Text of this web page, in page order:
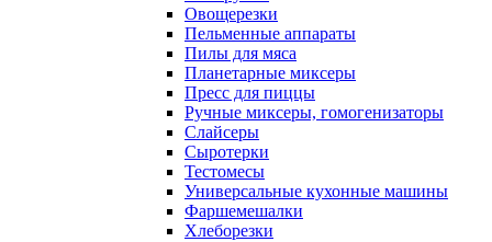
Овощерезки
Пельменные аппараты
Пилы для мяса
Планетарные миксеры
Пресс для пиццы
Ручные миксеры, гомогенизаторы
Слайсеры
Сыротерки
Тестомесы
Универсальные кухонные машины
Фаршемешалки
Хлеборезки